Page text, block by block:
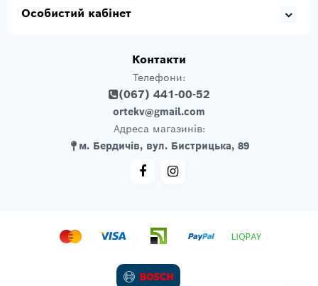
Особистий кабінет
Контакти
Телефони:
(067) 441-00-52
ortekv@gmail.com
Адреса магазинів:
м. Бердичів, вул. Бистрицька, 89